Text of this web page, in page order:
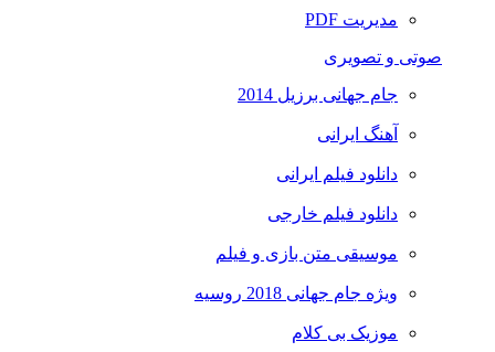
مدیریت PDF
صوتی و تصویری
جام جهانی برزیل 2014
آهنگ ایرانی
دانلود فیلم ایرانی
دانلود فیلم خارجی
موسیقی متن بازی و فیلم
ویژه جام جهانی 2018 روسیه
موزیک بی کلام